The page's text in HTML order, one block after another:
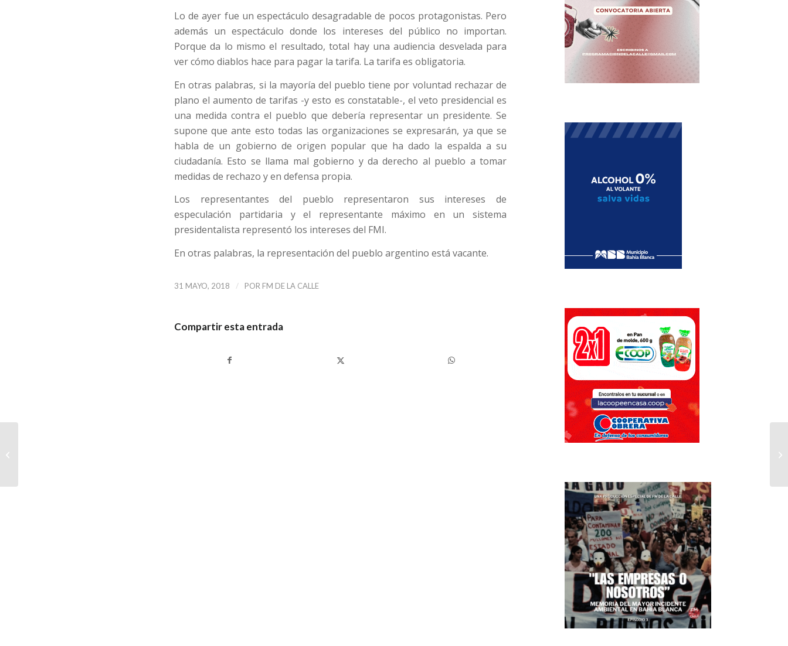
Lo de ayer fue un espectáculo desagradable de pocos protagonistas. Pero
además un espectáculo donde los intereses del público no importan.
Porque da lo mismo el resultado, total hay una audiencia desvelada para
ver cómo diablos hace para pagar la tarifa. La tarifa es obligatoria.
En otras palabras, si la mayoría del pueblo tiene por voluntad rechazar de
plano el aumento de tarifas -y esto es constatable-, el veto presidencial es
una medida contra el pueblo que debería representar un presidente. Se
supone que ante esto todas las organizaciones se expresarán, ya que se
habla de un gobierno de origen popular que ha dado la espalda a su
ciudadanía. Esto se llama mal gobierno y da derecho al pueblo a tomar
medidas de rechazo y en defensa propia.
Los representantes del pueblo representaron sus intereses de
especulación partidaria y el representante máximo en un sistema
presidentalista representó los intereses del FMI.
En otras palabras, la representación del pueblo argentino está vacante.
31 MAYO, 2018 / POR FM DE LA CALLE
Compartir esta entrada